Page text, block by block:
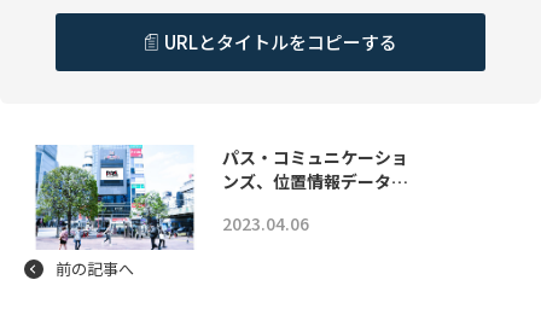
URLとタイトルをコピーする
パス・コミュニケーショ
ンズ、位置情報データ…
2023.04.06
前の記事へ